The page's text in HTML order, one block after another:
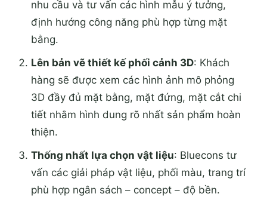
nhu cầu và tư vấn các hình mẫu ý tưởng,
định hướng công năng phù hợp từng mặt
bằng.
Lên bản vẽ thiết kế phối cảnh 3D: Khách
hàng sẽ được xem các hình ảnh mô phỏng
3D đầy đủ mặt bằng, mặt đứng, mặt cắt chi
tiết nhằm hình dung rõ nhất sản phẩm hoàn
thiện.
Thống nhất lựa chọn vật liệu: Bluecons tư
vấn các giải pháp vật liệu, phối màu, trang trí
phù hợp ngân sách – concept – độ bền.